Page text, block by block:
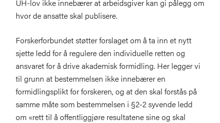
UH-lov ikke innebærer at arbeidsgiver kan gi pålegg om
hvor de ansatte skal publisere.
Forskerforbundet støtter forslaget om å ta inn et nytt
sjette ledd for å regulere den individuelle retten og
ansvaret for å drive akademisk formidling. Her legger vi
til grunn at bestemmelsen ikke innebærer en
formidlingsplikt for forskeren, og at den skal forstås på
samme måte som bestemmelsen i §2-2 syvende ledd
om «rett til å offentliggjøre resultatene sine og skal